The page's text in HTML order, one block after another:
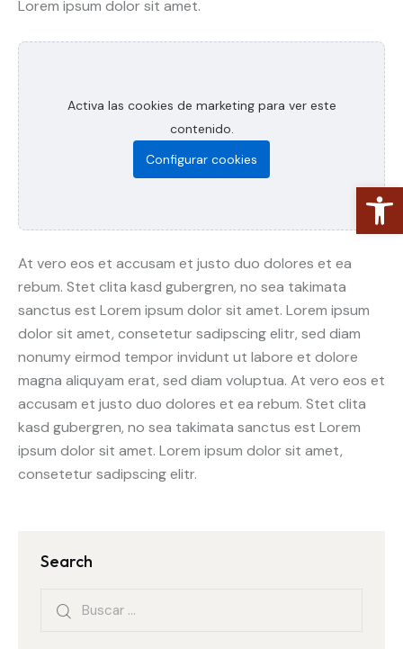
Abrir barra de herramientas
Lorem ipsum dolor sit amet.
Activa las cookies de marketing para ver este
contenido.
Configurar cookies
At vero eos et accusam et justo duo dolores et ea
rebum. Stet clita kasd gubergren, no sea takimata
sanctus est Lorem ipsum dolor sit amet. Lorem ipsum
dolor sit amet, consetetur sadipscing elitr, sed diam
nonumy eirmod tempor invidunt ut labore et dolore
magna aliquyam erat, sed diam voluptua. At vero eos et
accusam et justo duo dolores et ea rebum. Stet clita
kasd gubergren, no sea takimata sanctus est Lorem
ipsum dolor sit amet. Lorem ipsum dolor sit amet,
consetetur sadipscing elitr.
Search